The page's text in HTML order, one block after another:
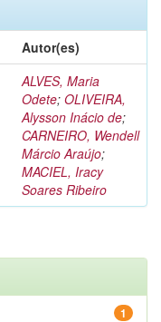
Autor(es)
ALVES, Maria
Odete; OLIVEIRA,
Alysson Inácio de;
CARNEIRO, Wendell
Márcio Araújo;
MACIEL, Iracy
Soares Ribeiro
1